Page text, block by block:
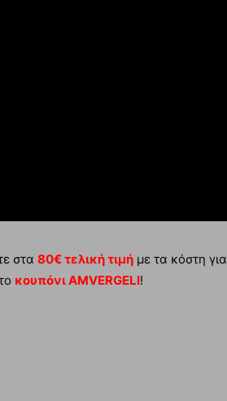
στα 80€ τελική τιμή με τα κόστη για
κουπόνι AMVERGELI!